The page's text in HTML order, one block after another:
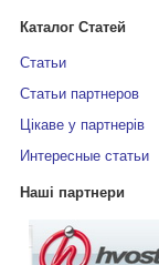
Каталог Статей
Статьи
Статьи партнеров
Цікаве у партнерів
Интересные статьи
Наші партнери